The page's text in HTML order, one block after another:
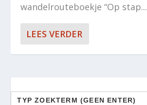
wandelrouteboekje “Op stap...
LEES VERDER
Zoek